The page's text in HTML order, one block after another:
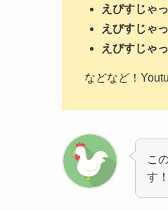
えびすじゃ
えびすじゃ
えびすじゃ
などなど！
こ
す！